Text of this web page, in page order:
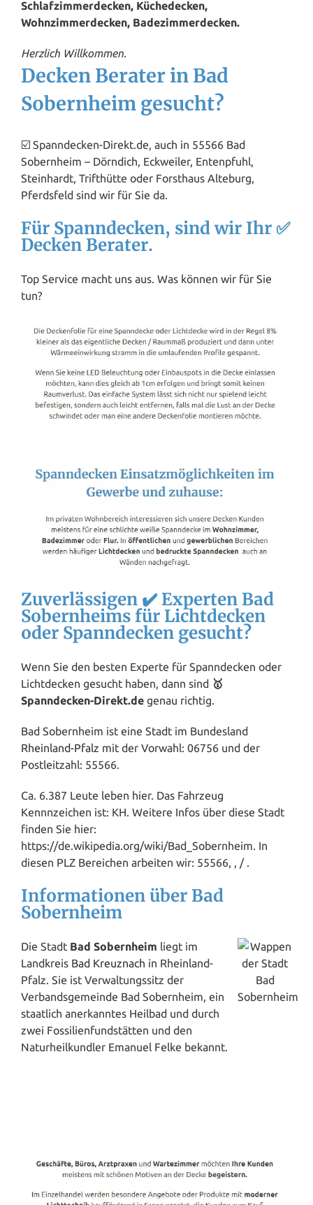
Schlafzimmerdecken, Küchedecken,
Wohnzimmerdecken, Badezimmerdecken.
Herzlich Willkommen.
Decken Berater in Bad
Sobernheim gesucht?
☑️ Spanndecken-Direkt.de, auch in 55566 Bad
Sobernheim – Dörndich, Eckweiler, Entenpfuhl,
Steinhardt, Trifthütte oder Forsthaus Alteburg,
Pferdsfeld sind wir für Sie da.
Für Spanndecken, sind wir Ihr ✅
Decken Berater.
Top Service macht uns aus. Was können wir für Sie
tun?
Zuverlässigen ✔️ Experten Bad
Sobernheims für Lichtdecken
oder Spanndecken gesucht?
Wenn Sie den besten Experte für Spanndecken oder
Lichtdecken gesucht haben, dann sind 🥇
Spanndecken-Direkt.de genau richtig.
Bad Sobernheim ist eine Stadt im Bundesland
Rheinland-Pfalz mit der Vorwahl: 06756 und der
Postleitzahl: 55566.
Ca. 6.387 Leute leben hier. Das Fahrzeug
Kennnzeichen ist: KH. Weitere Infos über diese Stadt
finden Sie hier:
https://de.wikipedia.org/wiki/Bad_Sobernheim. In
diesen PLZ Bereichen arbeiten wir: 55566, , / .
Informationen über Bad
Sobernheim
Die Stadt Bad Sobernheim liegt im
Landkreis Bad Kreuznach in Rheinland-
Pfalz. Sie ist Verwaltungssitz der
Verbandsgemeinde Bad Sobernheim, ein
staatlich anerkanntes Heilbad und durch
zwei Fossilienfundstätten und den
Naturheilkundler Emanuel Felke bekannt.